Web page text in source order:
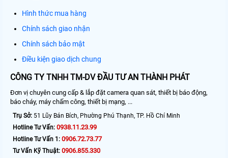
Hình thức mua hàng
Chính sách giao nhận
Chính sách bảo mật
Điều kiện giao dịch chung
CÔNG TY TNHH TM-DV ĐẦU TƯ AN THÀNH PHÁT
Đơn vị chuyên cung cấp & lắp đặt camera quan sát, thiết bị báo động,
báo cháy, máy chấm công, thiết bị mạng, ...
Trụ Sở: 51 Lũy Bán Bích, Phường Phú Thạnh, TP. Hồ Chí Minh
Hotline Tư Vấn: 0938.11.23.99
Hotline Tư Vấn 1: 0906.72.73.77
Tư Vấn Kỹ Thuật: 0906.855.330